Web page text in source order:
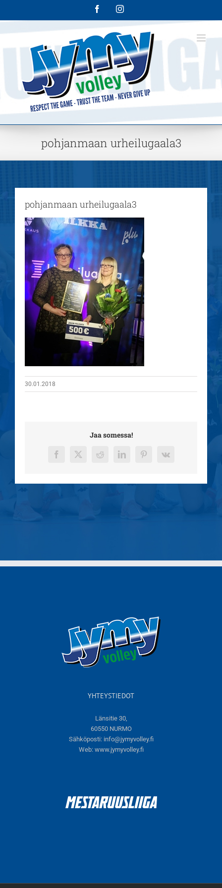
FacebookInstagram
pohjanmaan urheilugaala3
pohjanmaan urheilugaala3
30.01.2018
Jaa somessa!
Facebook
X RedditLinkedInPinterest
Vk
YHTEYSTIEDOT
Länsitie 30,
60550 NURMO
Sähköposti: info@jymyvolley.fi
Web: www.jymyvolley.fi